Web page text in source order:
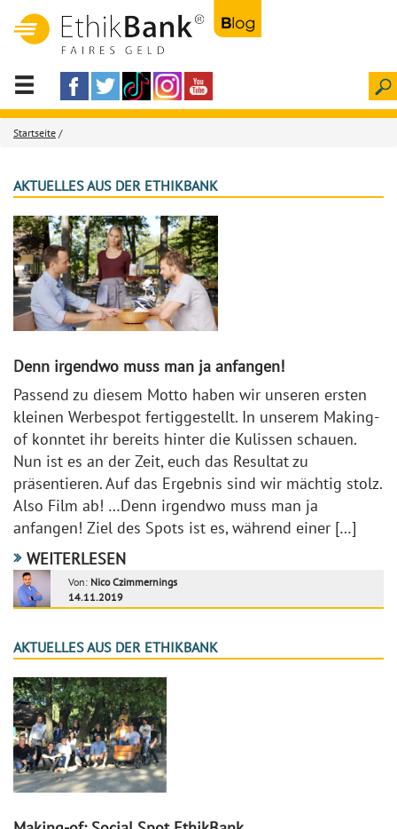
Startseite /
AKTUELLES AUS DER ETHIKBANK
Denn irgendwo muss man ja anfangen!
Passend zu diesem Motto haben wir unseren ersten
kleinen Werbespot fertiggestellt. In unserem Making-
of konntet ihr bereits hinter die Kulissen schauen.
Nun ist es an der Zeit, euch das Resultat zu
präsentieren. Auf das Ergebnis sind wir mächtig stolz.
Also Film ab! …Denn irgendwo muss man ja
anfangen! Ziel des Spots ist es, während einer […]
WEITERLESEN
Von: Nico Czimmernings
14.11.2019
AKTUELLES AUS DER ETHIKBANK